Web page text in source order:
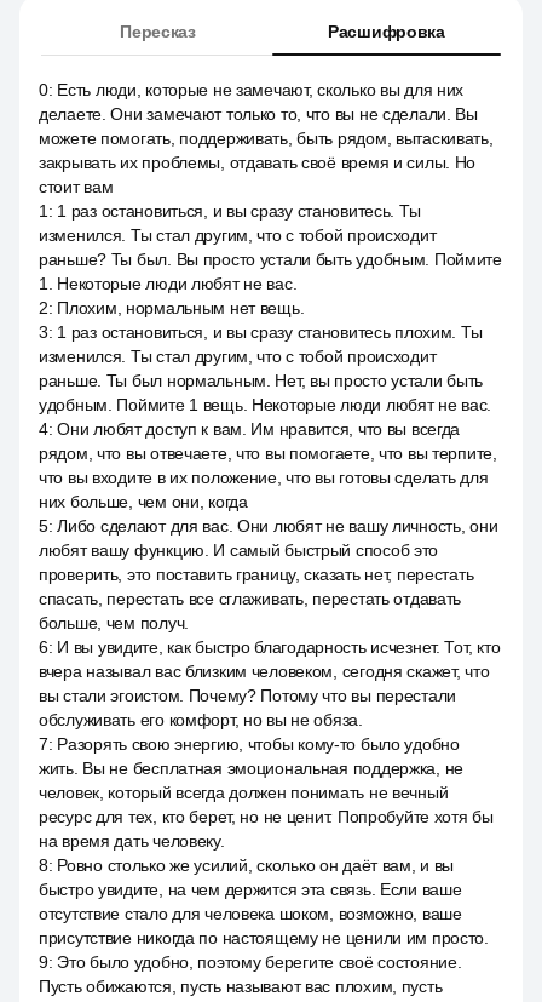
Пересказ Расшифровка
0: Есть люди, которые не замечают, сколько вы для них
делаете. Они замечают только то, что вы не сделали. Вы
можете помогать, поддерживать, быть рядом, вытаскивать,
закрывать их проблемы, отдавать своё время и силы. Но
стоит вам
1 : 1 раз остановиться, и вы сразу становитесь. Ты
изменился. Ты стал другим, что с тобой происходит
раньше? Ты был. Вы просто устали быть удобным. Поймите
1. Некоторые люди любят не вас.
2: Плохим, нормальным нет вещь.
3: 1 раз остановиться, и вы сразу становитесь плохим. Ты
изменился. Ты стал другим, что с тобой происходит
раньше. Ты был нормальным. Нет, вы просто устали быть
удобным. Поймите 1 вещь. Некоторые люди любят не вас.
4:Они любят доступ к вам. Им нравится, что вы всегда
рядом, что вы отвечаете, что вы помогаете, что вы терпите,
что вы входите в их положение, что вы готовы сделать для
них больше, чем они, когда
5:Либо сделают для вас. Они любят не вашу личность, они
любят вашу функцию. И самый быстрый способ это
проверить, это поставить границу, сказать нет, перестать
спасать, перестать все сглаживать, перестать отдавать
больше, чем получ.
6: И вы увидите, как быстро благодарность исчезнет. Тот, кто
вчера называл вас близким человеком, сегодня скажет, что
вы стали эгоистом. Почему? Потому что вы перестали
обслуживать его комфорт, но вы не обяза.
7: Разорять свою энергию, чтобы кому-то было удобно
жить. Вы не бесплатная эмоциональная поддержка, не
человек, который всегда должен понимать не вечный
ресурс для тех, кто берет, но не ценит. Попробуйте хотя бы
на время дать человеку.
8: Ровно столько же усилий, сколько он даёт вам, и вы
быстро увидите, на чем держится эта связь. Если ваше
отсутствие стало для человека шоком, возможно, ваше
присутствие никогда по настоящему не ценили им просто.
9: Это было удобно, поэтому берегите своё состояние.
Пусть обижаются, пусть называют вас плохим, пусть